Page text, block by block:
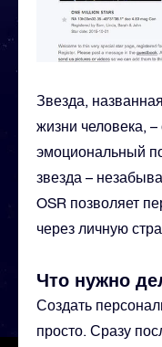
Звезда,
жизни человека,
эмоциональный
звезда –
OSR позволяет
через личную
Что нужно
Создать
просто. Сразу